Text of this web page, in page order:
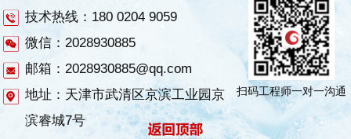
技术热线：180 0204 9059
微信：2028930885
邮箱：2028930885@qq.com
地址：天津市武清区京滨工业园京
滨睿城7号
扫码工程师一对一沟通